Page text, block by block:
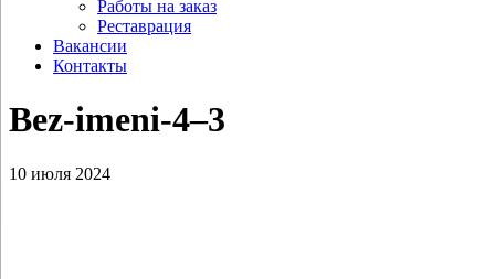
Работы на заказ
Реставрация
Вакансии
Контакты
Bez-imeni‑4–3
10 июля 2024